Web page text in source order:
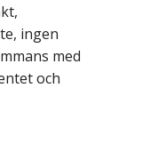
ingen
med
och